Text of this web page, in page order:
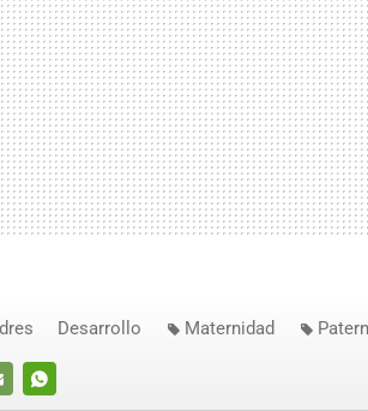
Desarrollo Maternidad